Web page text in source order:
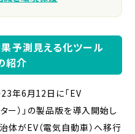
予測見える化ツール
紹介
年6月12日に「EV
）」の製品版を導入開始し
体がEV（電気自動車）へ移行